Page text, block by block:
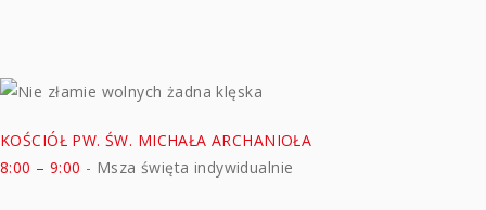
KOŚCIÓŁ PW. ŚW. MICHAŁA ARCHANIOŁA
8:00 – 9:00 - Msza święta indywidualnie